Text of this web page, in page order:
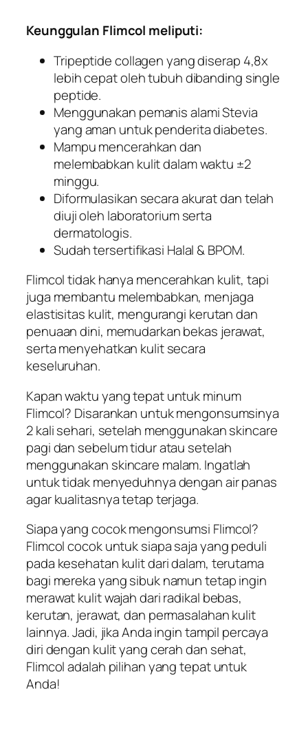
Keunggulan Flimcol meliputi:
Tripeptide collagen yang diserap 4,8x
lebih cepat oleh tubuh dibanding single
peptide.
Menggunakan pemanis alami Stevia
yang aman untuk penderita diabetes.
Mampu mencerahkan dan
melembabkan kulit dalam waktu ±2
minggu.
Diformulasikan secara akurat dan telah
diuji oleh laboratorium serta
dermatologis.
Sudah tersertifikasi Halal & BPOM.
Flimcol tidak hanya mencerahkan kulit, tapi
juga membantu melembabkan, menjaga
elastisitas kulit, mengurangi kerutan dan
penuaan dini, memudarkan bekas jerawat,
serta menyehatkan kulit secara
keseluruhan.
Kapan waktu yang tepat untuk minum
Flimcol? Disarankan untuk mengonsumsinya
2 kali sehari, setelah menggunakan skincare
pagi dan sebelum tidur atau setelah
menggunakan skincare malam. Ingatlah
untuk tidak menyeduhnya dengan air panas
agar kualitasnya tetap terjaga.
Siapa yang cocok mengonsumsi Flimcol?
Flimcol cocok untuk siapa saja yang peduli
pada kesehatan kulit dari dalam, terutama
bagi mereka yang sibuk namun tetap ingin
merawat kulit wajah dari radikal bebas,
kerutan, jerawat, dan permasalahan kulit
lainnya. Jadi, jika Anda ingin tampil percaya
diri dengan kulit yang cerah dan sehat,
Flimcol adalah pilihan yang tepat untuk
Anda!